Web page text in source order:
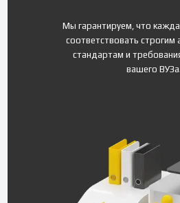
Мы гарантируем, что
соответствовать строгим
стандартам и
вашего ВУЗа.